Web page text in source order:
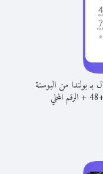
بـ بولندا من البوسنة
+
48
+الرقم المحلي